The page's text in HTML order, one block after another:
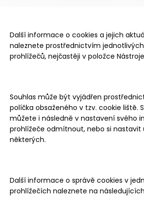
Další informace o cookies a jejich
naleznete prostřednictvím
prohlížečů, nejčastěji v položce
Souhlas může být vyjádřen
políčka obsaženého v tzv. cookie liště.
můžete i následně v nastavení svého
prohlížeče odmítnout, nebo si nastavit
některých.
Další informace o správě cookies v
prohlížečích naleznete na